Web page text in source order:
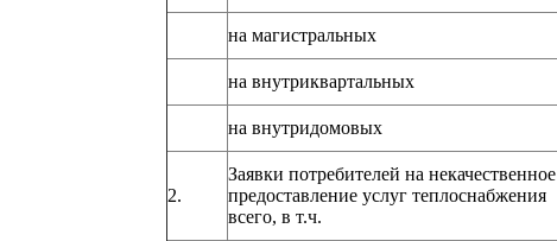
на магистральных
на внутриквартальных
на внутридомовых
2.
Заявки потребителей на некачественное
предоставление услуг теплоснабжения
всего, в т.ч.